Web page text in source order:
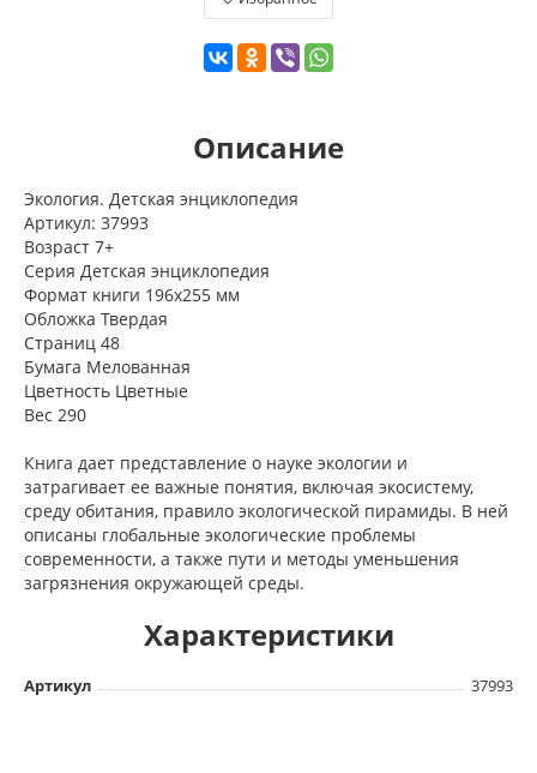
Описание
Экология. Детская энциклопедия
Артикул: 37993
Возраст 7+
Серия Детская энциклопедия
Формат книги 196x255 мм
Обложка Твердая
Страниц 48
Бумага Мелованная
Цветность Цветные
Вес 290
Книга дает представление о науке экологии и
затрагивает ее важные понятия, включая экосистему,
среду обитания, правило экологической пирамиды. В ней
описаны глобальные экологические проблемы
современности, а также пути и методы уменьшения
загрязнения окружающей среды.
Характеристики
Артикул 37993